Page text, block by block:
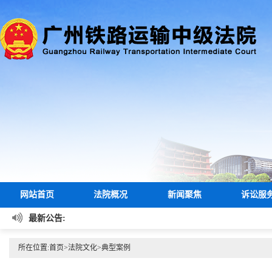
网站首页 法院概况 新闻聚焦 诉讼服
最新公告:
所在位置:首页>法院文化>典型案例